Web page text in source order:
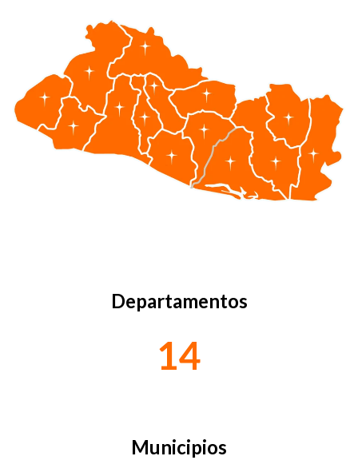
Departamentos
14
Municipios